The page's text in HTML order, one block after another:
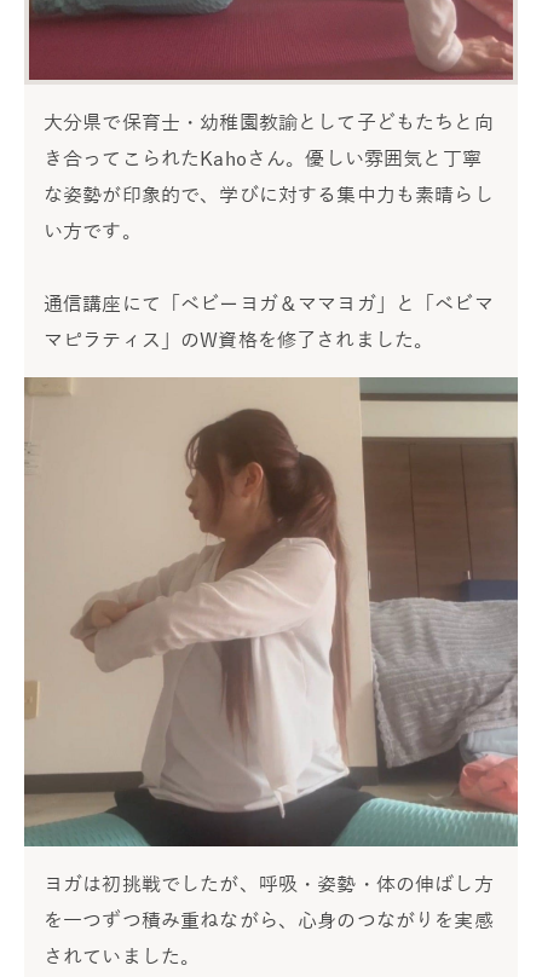
大分県で保育士・幼稚園教諭として子どもたちと向
き合ってこられたKahoさん。優しい雰囲気と丁寧
な姿勢が印象的で、学びに対する集中力も素晴らし
い方です。
通信講座にて「ベビーヨガ＆ママヨガ」と「ベビマ
マピラティス」のW資格を修了されました。
ヨガは初挑戦でしたが、呼吸・姿勢・体の伸ばし方
を一つずつ積み重ねながら、心身のつながりを実感
されていました。